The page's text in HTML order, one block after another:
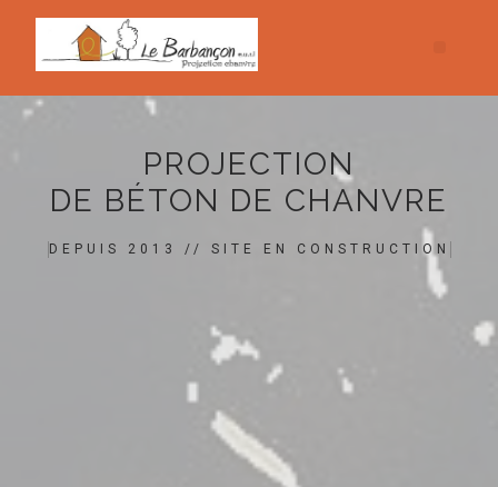
PROJECTION
DE BÉTON DE CHANVRE
DEPUIS 2013 // SITE EN CONSTRUCTION